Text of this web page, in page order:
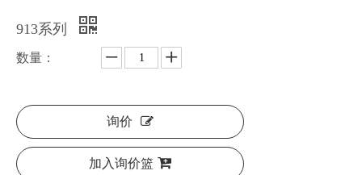
913系列
数量：
询价
加入询价篮